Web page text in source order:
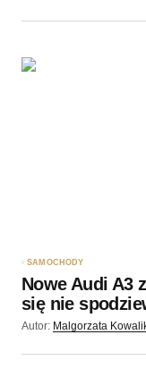
SAMOCHODY
Nowe Audi A3
się nie
Autor: Malgorzata